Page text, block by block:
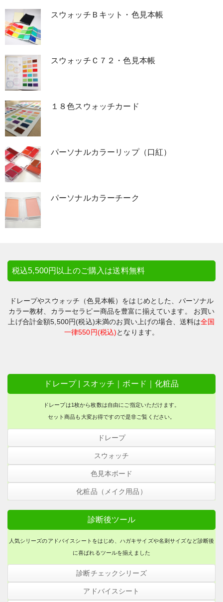
取扱製品の概要
ドレープ
スウォッチ
色見本ボード
アドバイスシート
お渡しツール
A4A3パネル資料
テキスト／ワーク教材
メンズ・ビジネス
ご注文について
ＦＡＸからのご注文
名入れサービスついて
よくある質問
スウォッチＢキット・色見本帳
スウォッチＣ７２・色見本帳
１８色スウォッチカード
パーソナルカラーリップ（口紅）
パーソナルカラーチーク
税込5,500円以上のご購入は送料無料
ドレープやスウォッチ（色見本帳）をはじめとした、パーソナル
カラー教材、カラーセラピー商品を豊富に揃えています。 お買い
上げ合計金額5,500円(税込)未満のお買い上げの場合、送料は全国
一律550円(税込)となります。
ドレープ | スオッチ｜ボード｜化粧品
ドレープは1枚から枚数は自由にご指定いただけます。
セット商品も大変お得ですので是非ご覧ください。
ドレープ
120色ドレープ
32色ドレープ・スターターセット
診断用ケープ
スウォッチ
スウォッチＣ３０・色見本帳
リングスウォッチ
スウォッチＦ・色見本帳
スウォッチミニ
色見本ボード
カラーブックＷ
カラーボードＳ・キット
A4カラーボード・キット / 完成品
120色小布チップ
化粧品（メイク用品）
診断後ツール
人気シリーズのアドバイスシートをはじめ、ハガキサイズや名刺サイズなど診断後
に喜ばれるツールを揃えました
診断チェックシリーズ
２つ折り３２色ドレーピングチェ
アドバイスシート